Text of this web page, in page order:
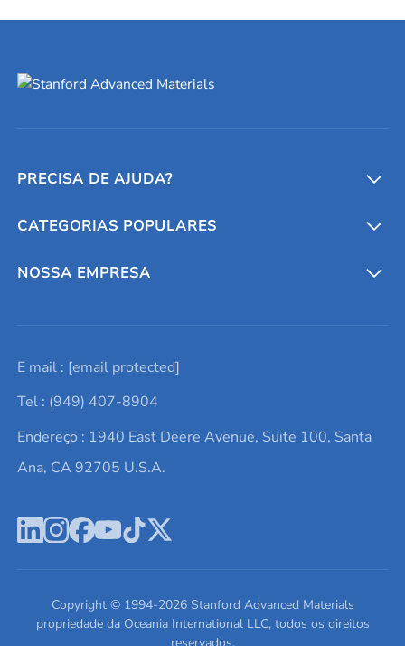
PRECISA DE AJUDA?
Conversores e calculadoras
Entre em contato conosco
Lista de consultas
Termos e Condições
Política de Privacidade
CATEGORIAS POPULARES
Metais refratários
Elementos de terras raras
Alvos de pulverização catódica
Ácido hialurônico
NOSSA EMPRESA
Promoções atuais
Notícias e blogs
Estudos de caso
Escreva para nós
E mail : [email protected]
Tel : (949) 407-8904
Endereço : 1940 East Deere Avenue, Suite 100, Santa
Ana, CA 92705 U.S.A.
Copyright © 1994-2026Stanford Advanced Materials
propriedade da Oceania International LLC, todos os direitos